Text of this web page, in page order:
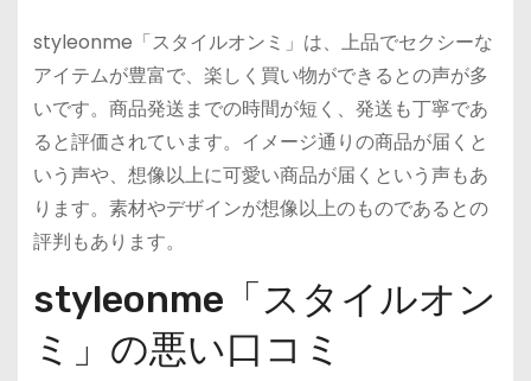
styleonme「スタイルオンミ」は、上品でセクシーな
アイテムが豊富で、楽しく買い物ができるとの声が多
いです。商品発送までの時間が短く、発送も丁寧であ
ると評価されています。イメージ通りの商品が届くと
いう声や、想像以上に可愛い商品が届くという声もあ
ります。素材やデザインが想像以上のものであるとの
評判もあります。
styleonme「スタイルオン
ミ」の悪い口コミ